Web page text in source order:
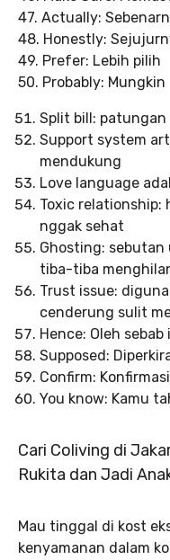
47. Actually:
48. Honestly:
49. Prefer: Lebih pilih
50. Probably: Mungkin
Split bill:
Support system
mendukung
Love language
Toxic relationship:
nggak sehat
Ghosting: sebutan
tiba-tiba
Trust issue:
cenderung sulit
Hence: Oleh sebab
Supposed:
Confirm: Konfirmasi
You know: Kamu
Cari Coliving di
Rukita dan Jadi
Mau tinggal di kost
kenyamanan dalam